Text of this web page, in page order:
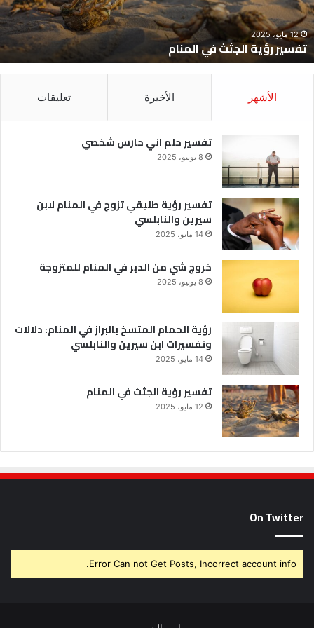
12 مايو، 2025
تفسير رؤية الجثث في المنام
الأشهر الأخيرة تعليقات
تفسير حلم اني حارس شخصي
8 يونيو، 2025
تفسير رؤية طليقي تزوج في المنام لابن
سيرين والنابلسي
14 مايو، 2025
خروج شي من الدبر في المنام للمتزوجة
8 يونيو، 2025
رؤية الحمام المتسخ بالبراز في المنام: دلالات
وتفسيرات ابن سيرين والنابلسي
14 مايو، 2025
تفسير رؤية الجثث في المنام
12 مايو، 2025
On Twitter
Error Can not Get Posts, Incorrect account info.